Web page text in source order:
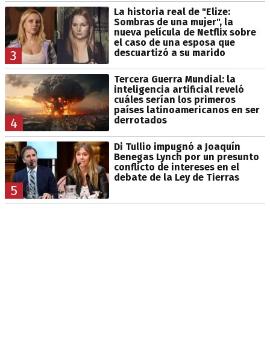
3
La historia real de "Elize:
Sombras de una mujer", la
nueva película de Netflix sobre
el caso de una esposa que
descuartizó a su marido
4
Tercera Guerra Mundial: la
inteligencia artificial reveló
cuáles serían los primeros
países latinoamericanos en ser
derrotados
5
Di Tullio impugnó a Joaquín
Benegas Lynch por un presunto
conflicto de intereses en el
debate de la Ley de Tierras